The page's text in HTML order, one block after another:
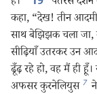
कहा, “देख! तीन
साथ बेझिझक चला जा,
सीढ़ियाँ उतरकर उन
ढूँढ़ रहे हो, वह मैं ही
अफसर कुरनेलियुस 7